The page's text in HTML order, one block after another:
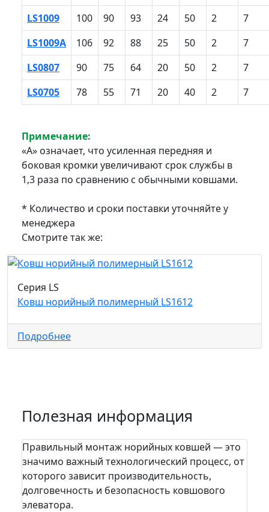
LS1009
100 90 93 24 50 2
7
LS1009A
106 92 88 25 50 2
7
LS0807
90 75 64 20 50 2
7
LS0705
78 55 71 20 40 2 7
Примечание:
«А» означает, что усиленная передняя и
боковая кромки увеличивают срок службы в
1,3 раза по сравнению с обычными ковшами.
* Количество и сроки поставки уточняйте у
менеджера
Смотрите так же:
Серия LS
Ковш норийный полимерный LS1612
Подробнее
Полезная информация
Правильный монтаж норийных ковшей — это
значимо важный технологический процесс, от
которого зависит производительность,
долговечность и безопасность ковшового
элеватора.